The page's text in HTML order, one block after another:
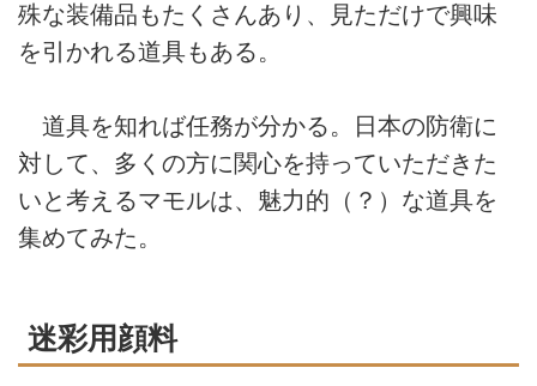
殊な装備品もたくさんあり、見ただけで興味
を引かれる道具もある。
道具を知れば任務が分かる。日本の防衛に
対して、多くの方に関心を持っていただきた
いと考えるマモルは、魅力的（？）な道具を
集めてみた。
迷彩用顔料